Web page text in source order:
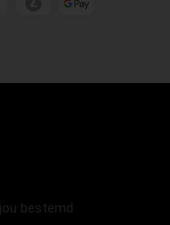
bestemd